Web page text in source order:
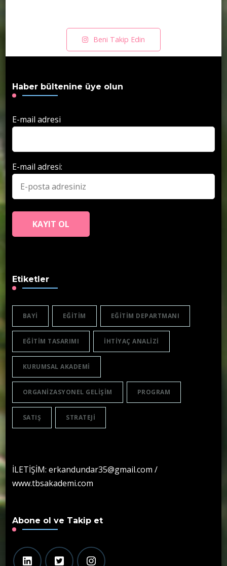
Beni Takip Edin
Haber bültenine üye olun
E-mail adresi
E-mail adresi:
Etiketler
BAYI EĞITIM EĞITIM DEPARTMANI
EĞITIM TASARIMI IHTIYAÇ ANALIZI
KURUMSAL AKADEMI
ORGANIZASYONEL GELIŞIM PROGRAM
SATIŞ STRATEJI
İLETİŞİM: erkandundar35@gmail.com /
www.tbsakademi.com
Abone ol ve Takip et